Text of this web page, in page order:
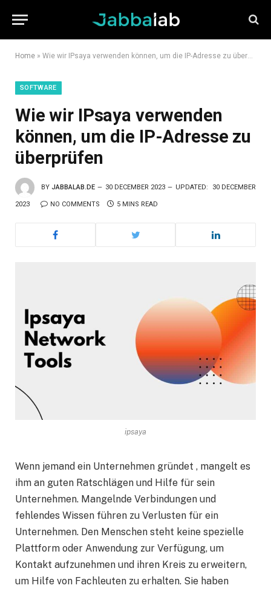
Home » Wie wir IPsaya verwenden können, um die IP-Adresse zu überprüfen
SOFTWARE
Wie wir IPsaya verwenden
können, um die IP-Adresse zu
überprüfen
BY JABBALAB.DE 30 DECEMBER 2023 UPDATED: 30 DECEMBER
2023 NO COMMENTS 5 MINS READ
ipsaya
Wenn jemand ein Unternehmen gründet , mangelt es
ihm an guten Ratschlägen und Hilfe für sein
Unternehmen. Mangelnde Verbindungen und
fehlendes Wissen führen zu Verlusten für ein
Unternehmen. Den Menschen steht keine spezielle
Plattform oder Anwendung zur Verfügung, um
Kontakt aufzunehmen und ihren Kreis zu erweitern,
um Hilfe von Fachleuten zu erhalten. Sie haben